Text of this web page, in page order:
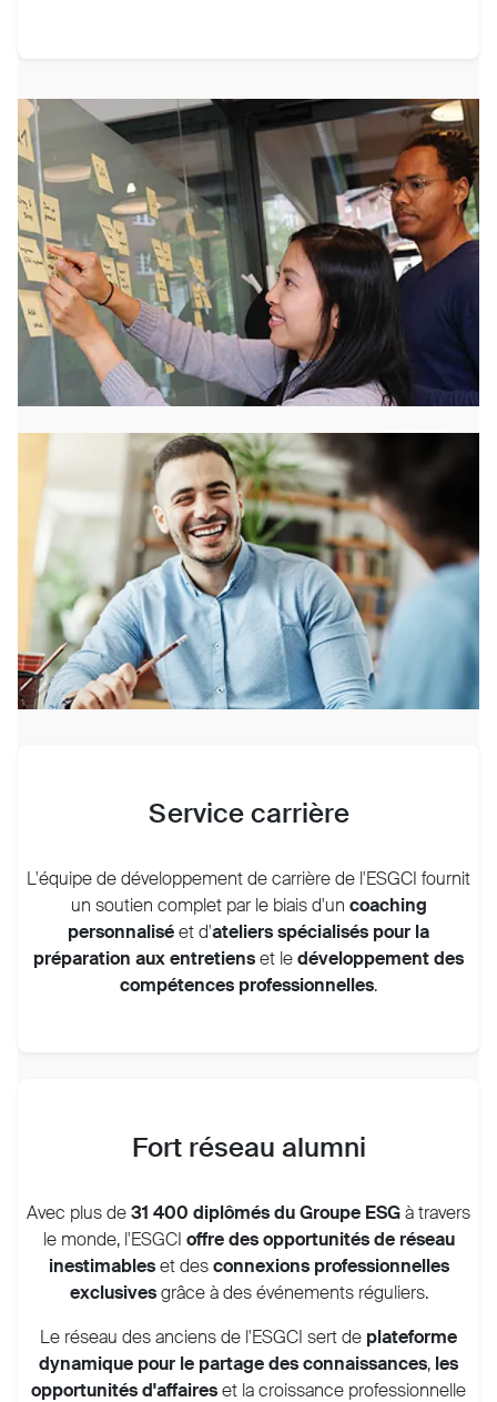
Service carrière
L'équipe de développement de carrière de l'ESGCI fournit
un soutien complet par le biais d'un coaching
personnaliséet d'ateliers spécialisés pour la
préparation aux entretienset ledéveloppement des
compétences professionnelles.
Fort réseau alumni
Avec plus de31 400 diplômés du Groupe ESGà travers
le monde, l'ESGCI offre desopportunités de réseau
inestimables et desconnexions professionnelles
exclusivesgrâce à des événements réguliers.
Le réseau des anciens de l'ESGCI sert de plateforme
dynamique pour le partage des connaissances, les
opportunités d'affaireset la croissance professionnelle